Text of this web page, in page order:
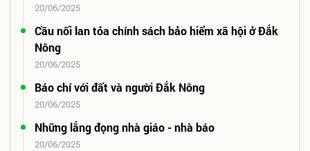
20/06/2025
Cầu nối lan tỏa chính sách bảo hiểm xã hội ở Đắk
Nông
20/06/2025
Báo chí với đất và người Đắk Nông
20/06/2025
Những lắng đọng nhà giáo - nhà báo
20/06/2025